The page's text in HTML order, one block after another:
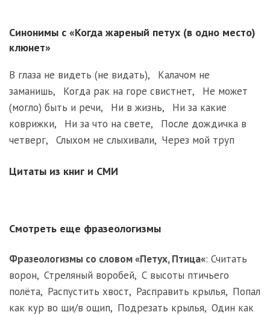
Синонимы с «Когда жареный петух (в одно место)
клюнет»
В глаза не видеть (не видать), Калачом не
заманишь, Когда рак на горе свистнет, Не может
(могло) быть и речи, Ни в жизнь, Ни за какие
коврижки, Ни за что на свете, После дождичка в
четверг, Слыхом не слыхивали, Через мой труп
Цитаты из книг и СМИ
Смотреть еще фразеологизмы
Фразеологизмы со словом «Петух,Птица«: Считать
ворон, Стреляный воробей, С высоты птичьего
полёта, Распустить хвост, Расправить крылья, Попал
как кур во щи/в ощип, Подрезать крылья, Один как